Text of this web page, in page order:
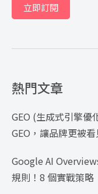
立即訂閱
熱門文章
GEO (生成式引擎優
GEO，讓品牌更被看
Google AI
規則！8 個實戰策略